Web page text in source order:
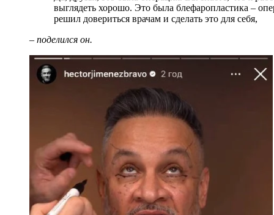
выглядеть хорошо. Это была блефаропластика –
решил довериться врачам и сделать это для себя,
– поделился он.